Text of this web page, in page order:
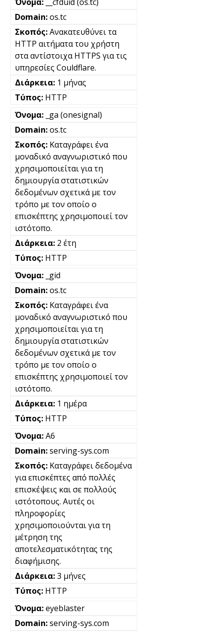
os.tc
Ανακατευθύνει τα
HTTP αιτήματα του χρήστη
στα αντίστοιχα HTTPS για τις
υπηρεσίες Couldflare.
1 μήνας
HTTP
_ga (onesignal)
os.tc
Καταγράφει ένα
μοναδικό αναγνωριστικό που
χρησιμοποιείται για τη
δημιουργία στατιστικών
δεδομένων σχετικά με τον
τρόπο με τον οποίο ο
επισκέπτης χρησιμοποιεί τον
ιστότοπο.
2 έτη
HTTP
_gid
os.tc
Καταγράφει ένα
μοναδικό αναγνωριστικό που
χρησιμοποιείται για τη
δημιουργία στατιστικών
δεδομένων σχετικά με τον
τρόπο με τον οποίο ο
επισκέπτης χρησιμοποιεί τον
ιστότοπο.
1 ημέρα
HTTP
A6
serving-sys.com
Καταγράφει δεδομένα
για επισκέπτες από πολλές
επισκέψεις και σε πολλούς
ιστότοπους. Αυτές οι
πληροφορίες
χρησιμοποιούνται για τη
μέτρηση της
αποτελεσματικότητας της
διαφήμισης.
3 μήνες
HTTP
eyeblaster
serving-sys.com